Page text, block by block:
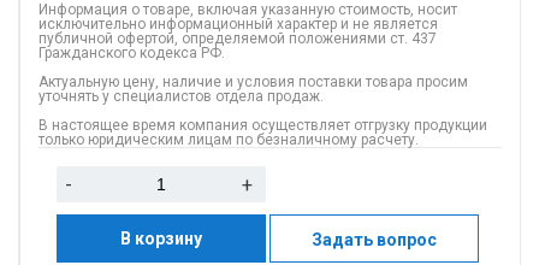
Информация о товаре, включая указанную стоимость, носит
исключительно информационный характер и не является
публичной офертой, определяемой положениями ст. 437
Гражданского кодекса РФ.
Актуальную цену, наличие и условия поставки товара просим
уточнять у специалистов отдела продаж.
В настоящее время компания осуществляет отгрузку продукции
только юридическим лицам по безналичному расчету.
- +
В корзину Задать вопрос